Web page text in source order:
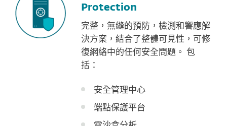
Protection
完整，無縫的預防，檢測和響應解
決方案，結合了整體可見性，可修
復網絡中的任何安全問題。 包
括：
安全管理中心
端點保護平台